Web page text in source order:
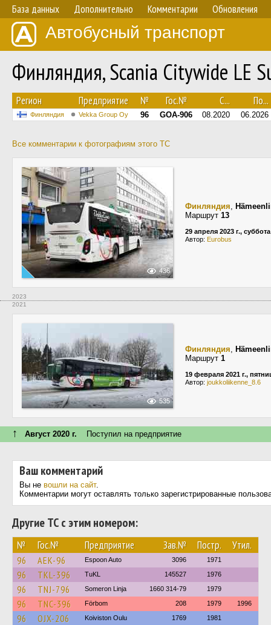
База данных Дополнительно Комментарии Обновления
Автобусный транспорт
Финляндия, Scania Citywide LE
Регион Предприятие № Гос.№ С... По...
Финляндия Vekka Group Oy 96 GOA-906 08.2020 06.2026
Все комментарии к фотографиям этого ТС
436
Финляндия,
Маршрут 13
29 апреля 2023 г., суббота
Автор: Eurobus
2023
2021
535
Финляндия,
Маршрут 1
19 февраля 2021 г.,
Автор: joukkoliikenne_8.6
↑ Август 2020 г. Поступил на предприятие
Ваш комментарий
Вы не вошли на сайт.
Комментарии могут оставлять только зарегистрированные
Другие ТС с этим номером:
№ Гос.№ Предприятие Зав.№ Постр. Утил.
96 AEK-96 Espoon Auto 3096 1971
96 TKL-396 TuKL 145527 1976
96 TNJ-796 Someron Linja 1660 314-79 1979
96 TNC-396 Förbom 208 1979 1996
96 OJX-206 Koiviston Oulu 1769 1981